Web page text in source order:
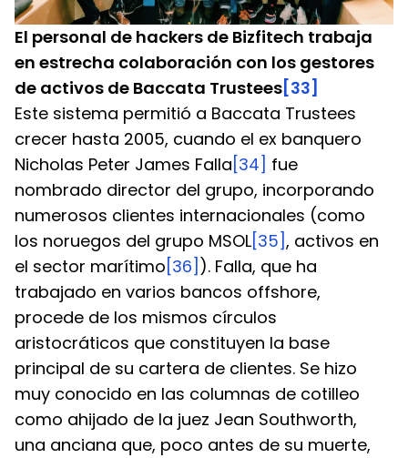
El personal de hackers de Bizfitech trabaja
en estrecha colaboración con los gestores
de activos de Baccata Trustees[33]
Este sistema permitió a Baccata Trustees
crecer hasta 2005, cuando el ex banquero
Nicholas Peter James Falla [34] fue
nombrado director del grupo, incorporando
numerosos clientes internacionales (como
los noruegos del grupo MSOL[35], activos en
el sector marítimo [36] ). Falla, que ha
trabajado en varios bancos offshore,
procede de los mismos círculos
aristocráticos que constituyen la base
principal de su cartera de clientes. Se hizo
muy conocido en las columnas de cotilleo
como ahijado de la juez Jean Southworth,
una anciana que, poco antes de su muerte,